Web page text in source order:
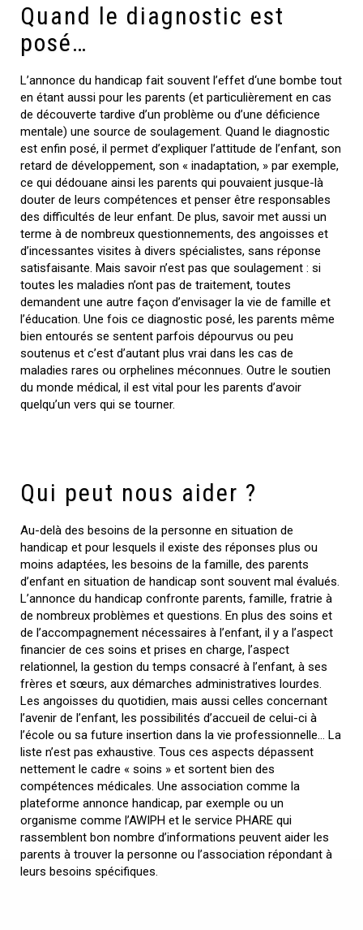
Quand le diagnostic est
posé…
L’annonce du handicap fait souvent l’effet d‘une bombe tout
en étant aussi pour les parents (et particulièrement en cas
de découverte tardive d’un problème ou d’une déficience
mentale) une source de soulagement. Quand le diagnostic
est enfin posé, il permet d’expliquer l’attitude de l’enfant, son
retard de développement, son « inadaptation, » par exemple,
ce qui dédouane ainsi les parents qui pouvaient jusque-là
douter de leurs compétences et penser être responsables
des difficultés de leur enfant. De plus, savoir met aussi un
terme à de nombreux questionnements, des angoisses et
d’incessantes visites à divers spécialistes, sans réponse
satisfaisante. Mais savoir n’est pas que soulagement : si
toutes les maladies n’ont pas de traitement, toutes
demandent une autre façon d’envisager la vie de famille et
l’éducation. Une fois ce diagnostic posé, les parents même
bien entourés se sentent parfois dépourvus ou peu
soutenus et c’est d’autant plus vrai dans les cas de
maladies rares ou orphelines méconnues. Outre le soutien
du monde médical, il est vital pour les parents d’avoir
quelqu’un vers qui se tourner.
Qui peut nous aider ?
Au-delà des besoins de la personne en situation de
handicap et pour lesquels il existe des réponses plus ou
moins adaptées, les besoins de la famille, des parents
d’enfant en situation de handicap sont souvent mal évalués.
L’annonce du handicap confronte parents, famille, fratrie à
de nombreux problèmes et questions. En plus des soins et
de l’accompagnement nécessaires à l’enfant, il y a l’aspect
financier de ces soins et prises en charge, l’aspect
relationnel, la gestion du temps consacré à l’enfant, à ses
frères et sœurs, aux démarches administratives lourdes.
Les angoisses du quotidien, mais aussi celles concernant
l’avenir de l’enfant, les possibilités d’accueil de celui-ci à
l’école ou sa future insertion dans la vie professionnelle… La
liste n’est pas exhaustive. Tous ces aspects dépassent
nettement le cadre « soins » et sortent bien des
compétences médicales. Une association comme la
plateforme annonce handicap, par exemple ou un
organisme comme l’AWIPH et le service PHARE qui
rassemblent bon nombre d’informations peuvent aider les
parents à trouver la personne ou l’association répondant à
leurs besoins spécifiques.